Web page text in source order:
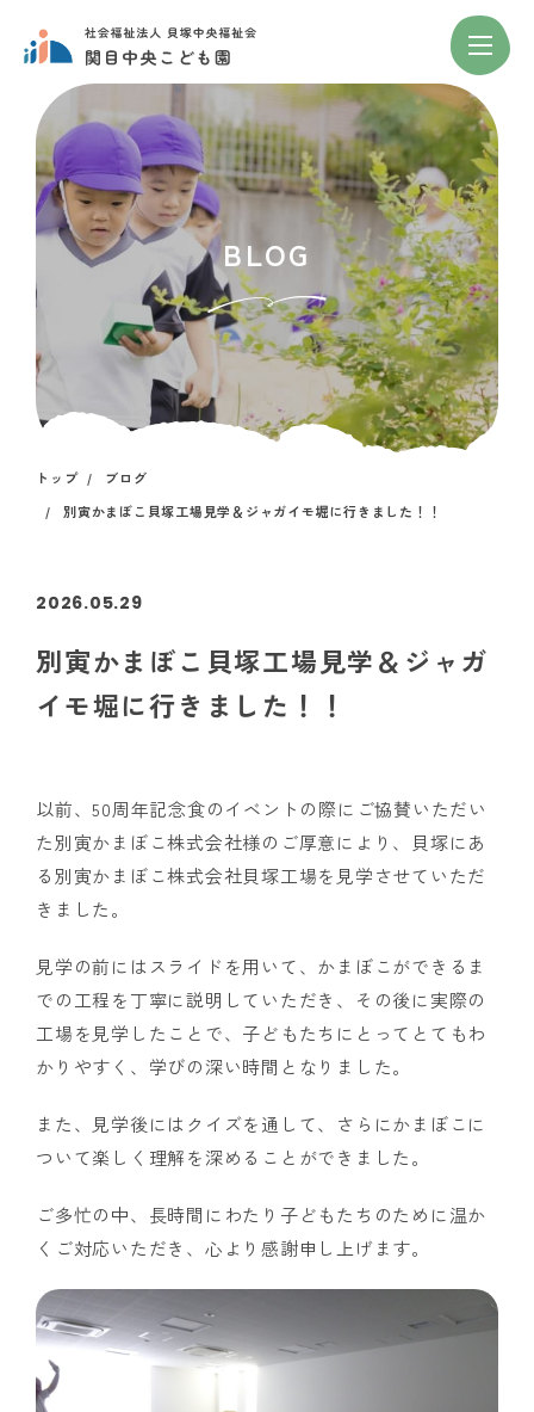
BLOG
トップ
ブログ
別寅かまぼこ貝塚工場見学＆ジャガイモ堀に行きました！！
2026.05.29
別寅かまぼこ貝塚工場見学＆ジャガ
イモ堀に行きました！！
以前、50周年記念食のイベントの際にご協賛いただい
た別寅かまぼこ株式会社様のご厚意により、貝塚にあ
る別寅かまぼこ株式会社貝塚工場を見学させていただ
きました。
見学の前にはスライドを用いて、かまぼこができるま
での工程を丁寧に説明していただき、その後に実際の
工場を見学したことで、子どもたちにとってとてもわ
かりやすく、学びの深い時間となりました。
また、見学後にはクイズを通して、さらにかまぼこに
ついて楽しく理解を深めることができました。
ご多忙の中、長時間にわたり子どもたちのために温か
くご対応いただき、心より感謝申し上げます。